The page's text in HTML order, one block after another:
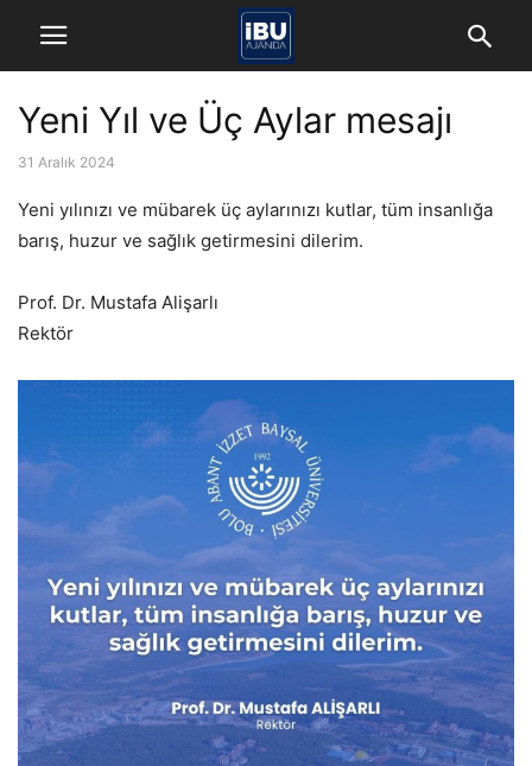
Yeni Yıl ve Üç Aylar mesajı
31 Aralık 2024
Yeni yılınızı ve mübarek üç aylarınızı kutlar, tüm insanlığa
barış, huzur ve sağlık getirmesini dilerim.
Prof. Dr. Mustafa Alişarlı
Rektör